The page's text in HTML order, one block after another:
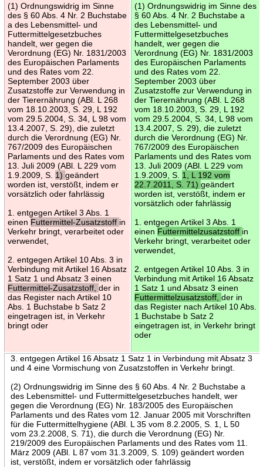
(1) Ordnungswidrig im Sinne
des § 60 Abs. 4 Nr. 2 Buchstabe
a des Lebensmittel- und
Futtermittelgesetzbuches
handelt, wer gegen die
Verordnung (EG) Nr. 1831/2003
des Europäischen Parlaments
und des Rates vom 22.
September 2003 über
Zusatzstoffe zur Verwendung in
der Tierernährung (ABl. L 268
vom 18.10.2003, S. 29, L 192
vom 29.5.2004, S. 34, L 98 vom
13.4.2007, S. 29), die zuletzt
durch die Verordnung (EG) Nr.
767/2009 des Europäischen
Parlaments und des Rates vom
13. Juli 2009 (ABl. L 229 vom
1.9.2009, S. 1) geändert
worden ist, verstößt, indem er
vorsätzlich oder fahrlässig
1. entgegen Artikel 3 Abs. 1
einen Futtermittel-Zusatzstoff in
Verkehr bringt, verarbeitet oder
verwendet,
2. entgegen Artikel 10 Abs. 3 in
Verbindung mit Artikel 16 Absatz
1 Satz 1 und Absatz 3 einen
Futtermittel-Zusatzstoff, der in
das Register nach Artikel 10
Abs. 1 Buchstabe b Satz 2
eingetragen ist, in Verkehr
bringt oder
(1) Ordnungswidrig im Sinne des
§ 60 Abs. 4 Nr. 2 Buchstabe a
des Lebensmittel- und
Futtermittelgesetzbuches
handelt, wer gegen die
Verordnung (EG) Nr. 1831/2003
des Europäischen Parlaments
und des Rates vom 22.
September 2003 über
Zusatzstoffe zur Verwendung in
der Tierernährung (ABl. L 268
vom 18.10.2003, S. 29, L 192
vom 29.5.2004, S. 34, L 98 vom
13.4.2007, S. 29), die zuletzt
durch die Verordnung (EG) Nr.
767/2009 des Europäischen
Parlaments und des Rates vom
13. Juli 2009 (ABl. L 229 vom
1.9.2009, S. 1, L 192 vom
22.7.2011, S. 71) geändert
worden ist, verstößt, indem er
vorsätzlich oder fahrlässig
1. entgegen Artikel 3 Abs. 1
einen Futtermittelzusatzstoff in
Verkehr bringt, verarbeitet oder
verwendet,
2. entgegen Artikel 10 Abs. 3 in
Verbindung mit Artikel 16 Absatz
1 Satz 1 und Absatz 3 einen
Futtermittelzusatzstoff, der in
das Register nach Artikel 10 Abs.
1 Buchstabe b Satz 2
eingetragen ist, in Verkehr bringt
oder
3. entgegen Artikel 16 Absatz 1 Satz 1 in Verbindung mit Absatz 3
und 4 eine Vormischung von Zusatzstoffen in Verkehr bringt.
(2) Ordnungswidrig im Sinne des § 60 Abs. 4 Nr. 2 Buchstabe a
des Lebensmittel- und Futtermittelgesetzbuches handelt, wer
gegen die Verordnung (EG) Nr. 183/2005 des Europäischen
Parlaments und des Rates vom 12. Januar 2005 mit Vorschriften
für die Futtermittelhygiene (ABl. L 35 vom 8.2.2005, S. 1, L 50
vom 23.2.2008, S. 71), die durch die Verordnung (EG) Nr.
219/2009 des Europäischen Parlaments und des Rates vom 11.
März 2009 (ABl. L 87 vom 31.3.2009, S. 109) geändert worden
ist, verstößt, indem er vorsätzlich oder fahrlässig